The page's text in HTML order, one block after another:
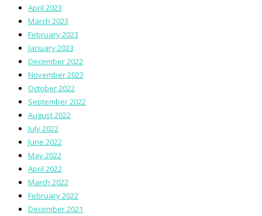
April 2023
March 2023
February 2023
January 2023
December 2022
November 2022
October 2022
September 2022
August 2022
July 2022
June 2022
May 2022
April 2022
March 2022
February 2022
December 2021